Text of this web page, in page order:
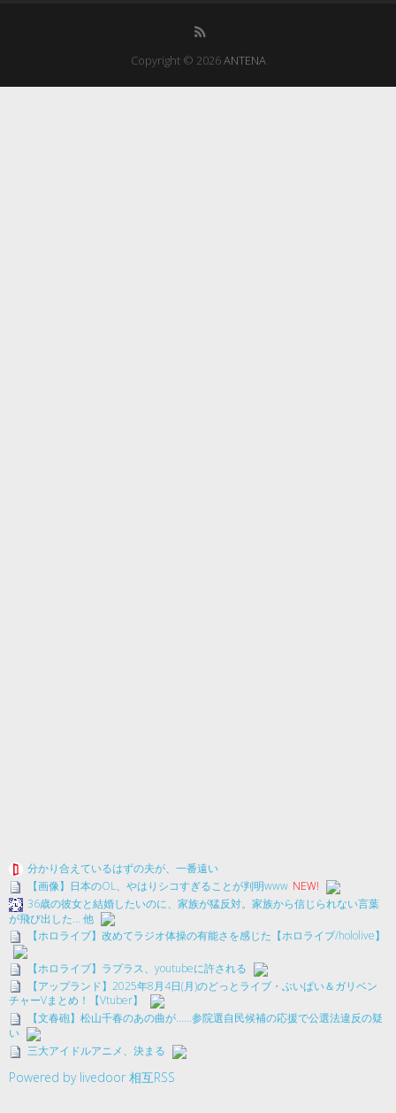
Copyright © 2026ANTENA
分かり合えているはずの夫が、一番遠い
【画像】日本のOL、やはりシコすぎることが判明www NEW!
36歳の彼女と結婚したいのに、家族が猛反対。家族から信じられない言葉
が飛び出した… 他
【ホロライブ】改めてラジオ体操の有能さを感じた【ホロライブ/hololive】
【ホロライブ】ラプラス、youtubeに許される
【アップランド】2025年8月4日(月)のどっとライブ・ぶいぱい＆ガリベン
チャーVまとめ！【Vtuber】
【文春砲】松山千春のあの曲が……参院選自民候補の応援で公選法違反の疑
い
三大アイドルアニメ、決まる
Powered by livedoor 相互RSS